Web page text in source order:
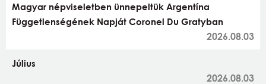
Magyar népviseletben ünnepeltük Argentína
Függetlenségének Napját Coronel Du Gratyban
2026.08.03
Július
2026.08.03